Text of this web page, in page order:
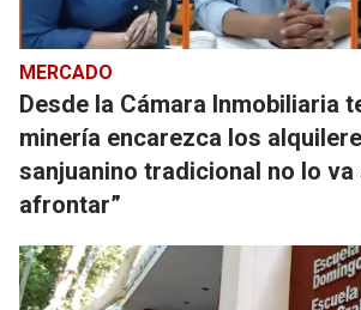
MERCADO
Desde la Cámara Inmobiliaria
minería encarezca los
sanjuanino tradicional no lo va
afrontar”